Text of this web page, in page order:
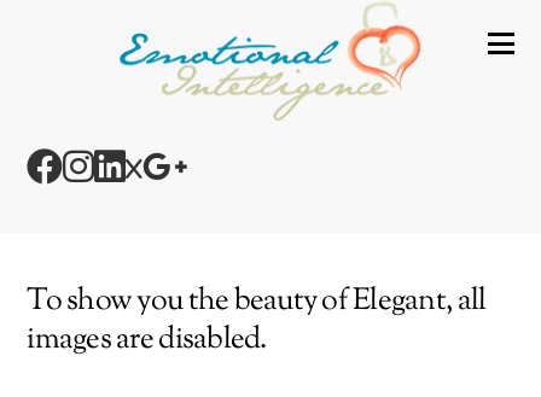
To show you the beauty of Elegant, all
images are disabled.